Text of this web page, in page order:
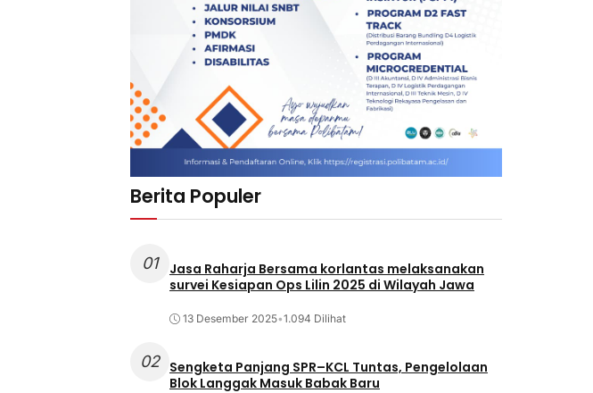
Berita Populer
01
Jasa Raharja Bersama korlantas melaksanakan
survei Kesiapan Ops Lilin 2025 di Wilayah Jawa
13 Desember 2025•1.094 Dilihat
02
Sengketa Panjang SPR–KCL Tuntas, Pengelolaan
Blok Langgak Masuk Babak Baru